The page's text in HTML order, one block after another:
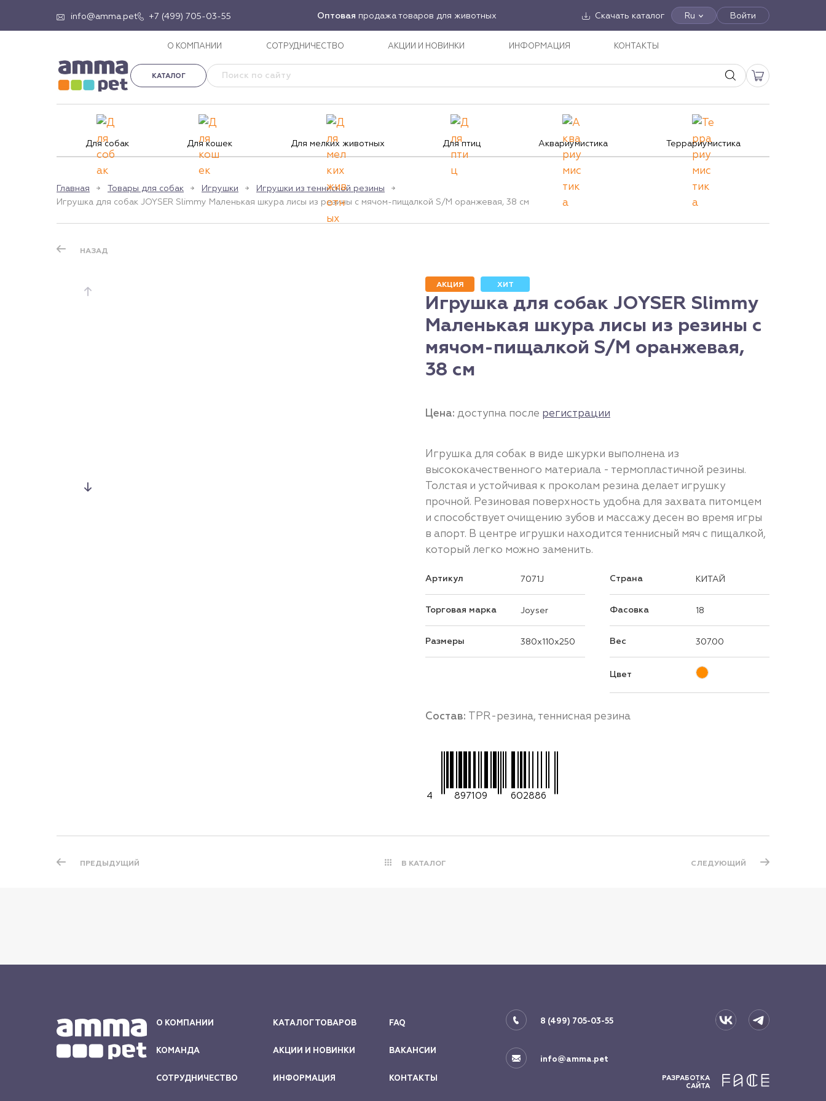
info@amma.pet +7 (499) 705-03-55 Оптовая продажа товаров для животных Скачать каталог Ru Войти
О КОМПАНИИ СОТРУДНИЧЕСТВО АКЦИИ И НОВИНКИ ИНФОРМАЦИЯ КОНТАКТЫ
КАТАЛОГ
Для собак Для кошек Для мелких животных Для птиц Аквариумистика Террариумистика
Главная Товары для собак Игрушки
Игрушки из теннисной резины
Игрушка для собак JOYSER Slimmy Маленькая шкура лисы из резины c мячом-пищалкой S/M оранжевая, 38 см
НАЗАД
АКЦИЯ ХИТ
Игрушка для собак JOYSER Slimmy
Маленькая шкура лисы из резины c
мячом-пищалкой S/M оранжевая,
38 см
Цена: доступна после регистрации
Игрушка для собак в виде шкурки выполнена из
высококачественного материала - термопластичной резины.
Толстая и устойчивая к проколам резина делает игрушку
прочной. Резиновая поверхность удобна для захвата питомцем
и способствует очищению зубов и массажу десен во время игры
в апорт. В центре игрушки находится теннисный мяч с пищалкой,
который легко можно заменить.
Артикул 7071J
Торговая марка Joyser
Размеры 380x110x250
Страна КИТАЙ
Фасовка 18
Вес 307.00
Цвет
Состав: TPR-резина, теннисная резина
4 897109 602886
ПРЕДЫДУЩИЙ В КАТАЛОГ СЛЕДУЮЩИЙ
О КОМПАНИИ
КОМАНДА
СОТРУДНИЧЕСТВО
КАТАЛОГ ТОВАРОВ
АКЦИИ И НОВИНКИ
ИНФОРМАЦИЯ
FAQ
ВАКАНСИИ
КОНТАКТЫ
8 (499) 705-03-55
info@amma.pet
РАЗРАБОТКА
САЙТА